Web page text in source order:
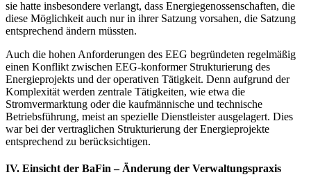
sie hatte insbesondere verlangt, dass Energiegenossenschaften, die
diese Möglichkeit auch nur in ihrer Satzung vorsahen, die Satzung
entsprechend ändern müssten.
Auch die hohen Anforderungen des EEG begründeten regelmäßig
einen Konflikt zwischen EEG-konformer Strukturierung des
Energieprojekts und der operativen Tätigkeit. Denn aufgrund der
Komplexität werden zentrale Tätigkeiten, wie etwa die
Stromvermarktung oder die kaufmännische und technische
Betriebsführung, meist an spezielle Dienstleister ausgelagert. Dies
war bei der vertraglichen Strukturierung der Energieprojekte
entsprechend zu berücksichtigen.
IV. Einsicht der BaFin – Änderung der Verwaltungspraxis